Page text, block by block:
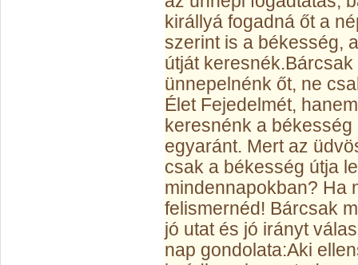
királlyá fogadná őt a
szerint is a békesség,
útját keresnék.
ünnepelnénk őt, ne
Élet Fejedelmét,
keresnénk a
egyaránt. Mert az
csak a békesség útja
mindennapokban? Ha
felismernéd! Bárcsak
jó utat és jó irányt
nap gondolata:Aki